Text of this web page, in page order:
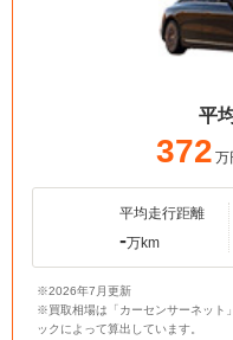
平
372 万
平均走行距離
-万km
※2026年7月更新
※買取相場は「カーセンサーネット
ックによって算出しています。